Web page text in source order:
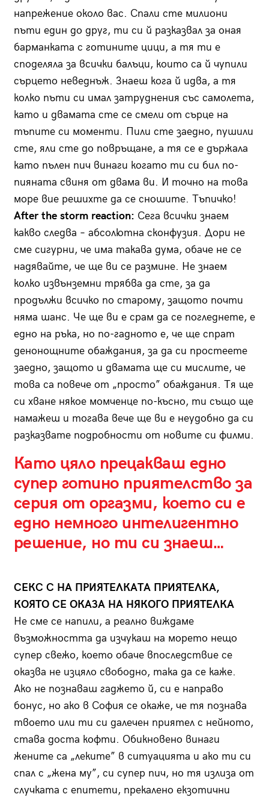
напрежение около вас. Спали сте милиони
пъти един до друг, ти си й разказвал за оная
барманката с готините цици, а тя ти е
споделяла за всички балъци, които са й чупили
сърцето неведнъж. Знаеш кога й идва, а тя
колко пъти си имал затруднения със самолета,
като и двамата сте се смели от сърце на
тъпите си моменти. Пили сте заедно, пушили
сте, яли сте до повръщане, а тя се е държала
като пълен пич винаги когато ти си бил по-
пияната свиня от двама ви. И точно на това
море вие решихте да се сношите. Тъпичко!
After the storm reaction: Сега всички знаем
какво следва – абсолютна сконфузия. Дори не
сме сигурни, че има такава дума, обаче не се
надявайте, че ще ви се размине. Не знаем
колко извънземни трябва да сте, за да
продължи всичко по старому, защото почти
няма шанс. Че ще ви е срам да се погледнете, е
едно на ръка, но по-гадното е, че ще спрат
денонощните обаждания, за да си простеете
заедно, защото и двамата ще си мислите, че
това са повече от „просто” обаждания. Тя ще
си хване някое момченце по-късно, ти също ще
намажеш и тогава вече ще ви е неудобно да си
разказвате подробности от новите си филми.
Като цяло прецакваш едно
супер готино приятелство за
серия от оргазми, което си е
едно немного интелигентно
решение, но ти си знаеш…
СEКС С НА ПРИЯТЕЛКАТА ПРИЯТЕЛКА,
КОЯТО СЕ ОКАЗА НА НЯКОГО ПРИЯТЕЛКА
Не сме се напили, а реално виждаме
възможността да изчукаш на морето нещо
супер свежо, което обаче впоследствие се
оказва не изцяло свободно, така да се каже.
Ако не познаваш гаджето й, си е направо
бонус, но ако в София се окаже, че тя познава
твоето или ти си далечен приятел с нейното,
става доста кофти. Обикновено винаги
жените са „леките” в ситуацията и ако ти си
спал с „жена му”, си супер пич, но тя излиза от
случката с епитети, прекалено екзотични